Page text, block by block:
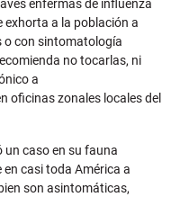
enfermas de influenza
exhorta a la población a
o con sintomatología
no tocarlas, ni
a
oficinas zonales locales del
un caso en su fauna
casi toda América a
son asintomáticas,